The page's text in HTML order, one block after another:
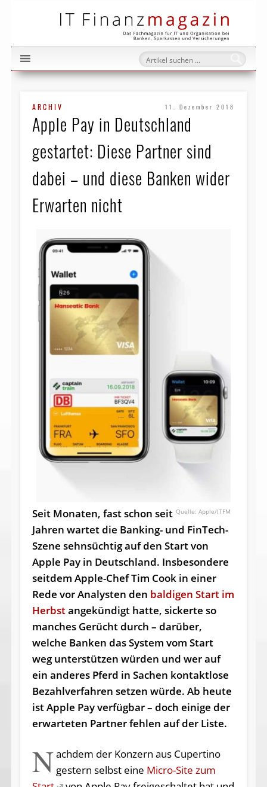
ARCHIV 11. Dezember 2018
Apple Pay in Deutschland
gestartet: Diese Partner sind
dabei – und diese Banken wider
Erwarten nicht
Apple/ITFM
Seit Monaten, fast schon seit
Jahren wartet die Banking- und FinTech-
Szene sehnsüchtig auf den Start von
Apple Pay in Deutschland. Insbesondere
seitdem Apple-Chef Tim Cook in einer
Rede vor Analysten den baldigen Start im
Herbstangekündigt hatte, sickerte so
manches Gerücht durch – darüber,
welche Banken das System vom Start
weg unterstützen würden und wer auf
ein anderes Pferd in Sachen kontaktlose
Bezahlverfahren setzen würde. Ab heute
ist Apple Pay verfügbar – doch einige der
erwarteten Partner fehlen auf der Liste.
Nachdem der Konzern aus Cupertino
gestern selbst eine Micro-Site zum